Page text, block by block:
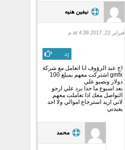
نيفين هنيه
فبراير 22, 2017 at 4:38 م
رد
اخ عبد الرؤوف انا اتعامل مع شركة
gmfx اشتركت معهم بمبلغ 100
دولار ونصبو علي
بعد اسبوع ما حدا برد علي ارجو
التواصل معك اذا تعاملت معهم
لاني اريد استرجاع اموالي ولا احد
يفيدني
محمد